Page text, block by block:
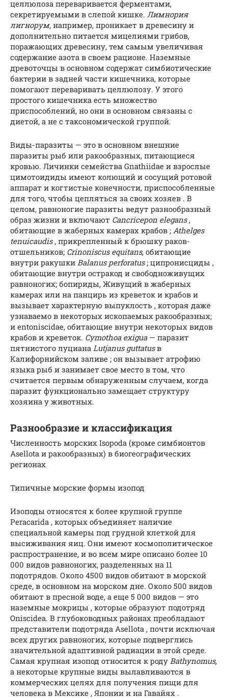
целлюлоза переваривается ферментами,
секретируемыми в слепой кишке. Лимнория
лигнорум, например, проникает в древесину и
дополнительно питается мицелиями грибов,
поражающих древесину, тем самым увеличивая
содержание азота в своем рационе. Наземные
древоточцы в основном содержат симбиотические
бактерии в задней части кишечника, которые
помогают переваривать целлюлозу. У этого
простого кишечника есть множество
приспособлений, но они в основном связаны с
диетой, а не с таксономической группой.
Виды-паразиты — это в основном внешние
паразиты рыб или ракообразных, питающиеся
кровью. Личинки семейства Gnathiidae и взрослые
цимотоидиды имеют колющий и сосущий ротовой
аппарат и когтистые конечности, приспособленные
для того, чтобы цепляться за своих хозяев . В
целом, равноногие паразиты ведут разнообразный
образ жизни и включают Cancricepon elegans,
обитающие в жаберных камерах крабов ; Athelges
tenuicaudis, прикрепленный к брюшку раков-
отшельников; Crinoniscus equitans, обитающие
внутри ракушки Balanus perforatus; ципронисциды ,
обитающие внутри остракод и свободноживущих
равноногих; бопириды, Живущий в жаберных
камерах или на панцирь из креветок и крабов и
вызывает характерную выпуклость , которая даже
узнаваемо в некоторых ископаемых ракообразных;
и entoniscidae, обитающие внутри некоторых видов
крабов и креветок. Cymothoa exigua— паразит
пятнистого луциана Lutjanus guttatusв
Калифорнийском заливе ; он вызывает атрофию
языка рыб и занимает свое место в том, что
считается первым обнаруженным случаем, когда
паразит функционально замещает структуру
хозяина у животных.
Разнообразие и классификация
Численность морских Isopoda (кроме симбионтов
Asellota и ракообразных) в биогеографических
регионах
Типичные морские формы изопод
Изоподы относятся к более крупной группе
Peracarida , которых объединяет наличие
специальной камеры под грудной клеткой для
высиживания яиц. Они имеют космополитическое
распространение, и во всем мире описано более 10
000 видов равноногих, разделенных на 11
подотрядов. Около 4500 видов обитают в морской
среде, в основном на морском дне. Около 500 видов
обитают в пресной воде, а еще 5 000 видов — это
наземные мокрицы , которые образуют подотряд
Oniscidea. В глубоководных районах преобладают
представители подотряда Asellota , почти исключая
всех других равноногих, которые подверглись
значительной адаптивной радиации в этой среде.
Самая крупная изопод относится к роду Bathynomus,
а некоторые крупные виды вылавливаются в
коммерческих целях для получения пищи для
человека в Мексике , Японии и на Гавайях .